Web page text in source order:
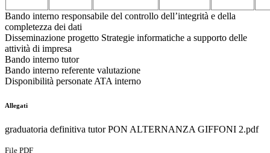
Bando interno responsabile del controllo dell’integrità e della
completezza dei dati
Disseminazione progetto Strategie informatiche a supporto delle
attività di impresa
Bando interno tutor
Bando interno referente valutazione
Disponibilità personate ATA interno
Allegati
graduatoria definitiva tutor PON ALTERNANZA GIFFONI 2.pdf
File PDF